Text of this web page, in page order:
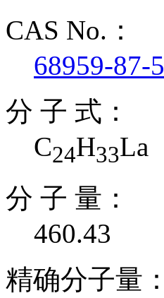
CAS No.：
68959-87-5
分 子 式：
C24H33La
分 子 量：
460.43
精确分子量：